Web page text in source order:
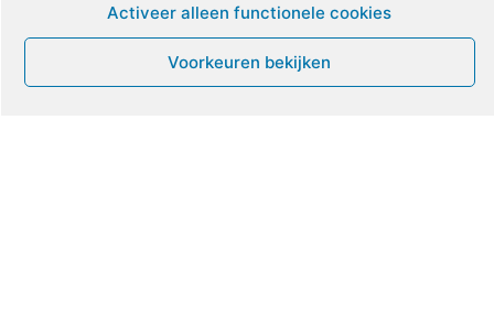
Activeer alleen functionele cookies
Voorkeuren bekijken
31 1 2 3 4 5 6